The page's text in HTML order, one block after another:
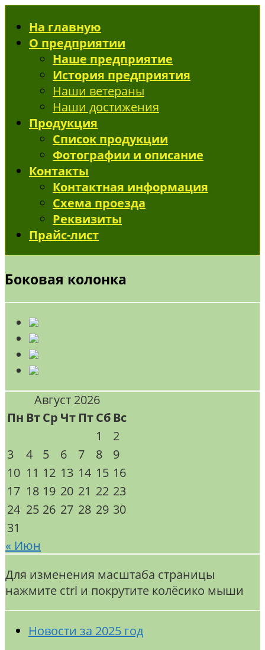
На главную
О предприятии
Наше предприятие
История предприятия
Наши ветераны
Наши достижения
Продукция
Список продукции
Фотографии и описание
Контакты
Контактная информация
Схема проезда
Реквизиты
Прайс-лист
Боковая колонка
Август 2026
Пн ВтСр ЧтПтСбВс
1
2
3
4 5 6 7 8
9
10 11 12 13 14 15 16
17 18 19 20 21 22 23
24 25 26 27 28 29 30
31
« Июн
Для изменения масштаба страницы
нажмите ctrl и покрутите колёсико мыши
Новости за 2025 год